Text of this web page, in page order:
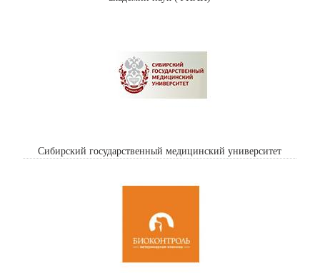
Сибирский государственный медицинский университет